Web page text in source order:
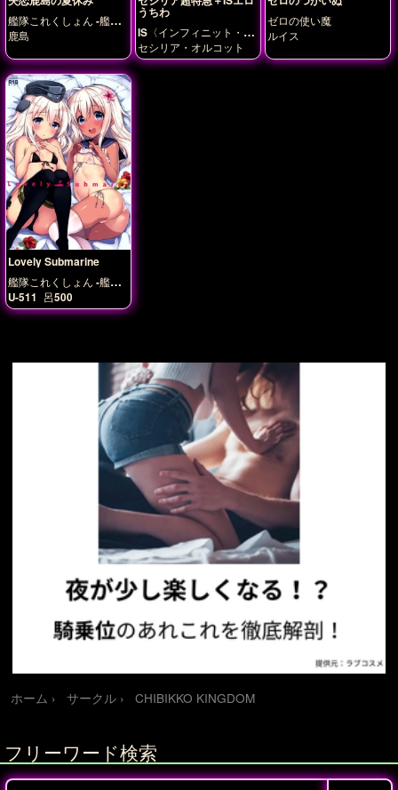
艦隊これくしょん -艦こ
れ-
鹿島
うちわ
IS〈インフィニット・ス
トラトス〉
セシリア・オルコット
ゼロの使い魔
ルイス
Lovely Submarine
艦隊これくしょん -艦こ
れ-
U-511 呂500
ホーム サークル CHIBIKKO KINGDOM
フリーワード検索